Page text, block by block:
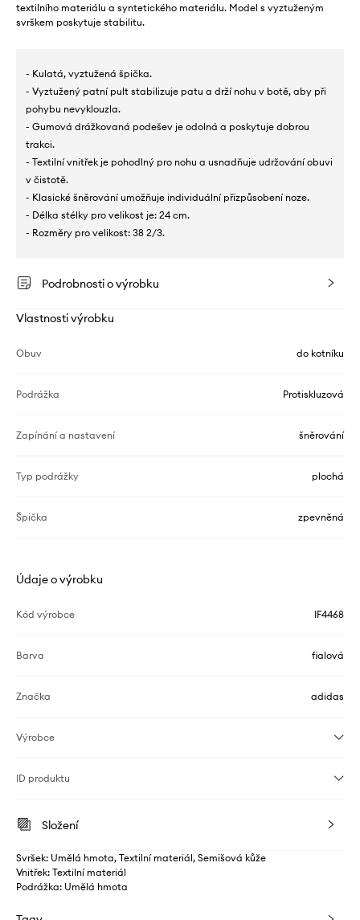
textilního materiálu a syntetického materiálu. Model s vyztuženým
svrškem poskytuje stabilitu.
- Kulatá, vyztužená špička.
- Vyztužený patní pult stabilizuje patu a drží nohu v botě, aby při
pohybu nevyklouzla.
- Gumová drážkovaná podešev je odolná a poskytuje dobrou
trakci.
- Textilní vnitřek je pohodlný pro nohu a usnadňuje udržování obuvi
v čistotě.
- Klasické šněrování umožňuje individuální přizpůsobení noze.
- Délka stélky pro velikost je: 24 cm.
- Rozměry pro velikost: 38 2/3.
Podrobnosti o výrobku
Vlastnosti výrobku
Obuv do kotníku
Podrážka Protiskluzová
Zapínání a nastavení šněrování
Typ podrážky plochá
Špička zpevněná
Údaje o výrobku
Kód výrobce IF4468
Barva fialová
Značka adidas
Výrobce
ID produktu
Složení
Svršek: Umělá hmota, Textilní materiál, Semišová kůže
Vnitřek: Textilní materiál
Podrážka: Umělá hmota